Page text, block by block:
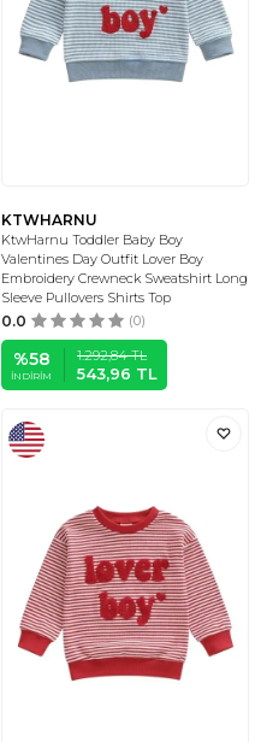
KTWHARNU
KtwHarnu Toddler Baby Boy
Valentines Day Outfit Lover Boy
Embroidery Crewneck Sweatshirt Long
Sleeve Pullovers Shirts Top
0.0 (0)
%58
İNDIRIM
1.292,84TL
543,96 TL